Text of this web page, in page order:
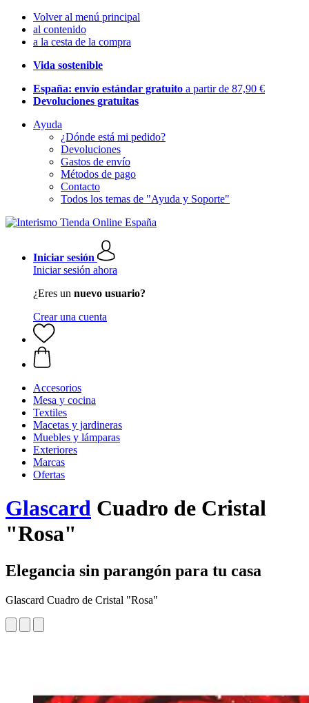
Volver al menú principal
al contenido
a la cesta de la compra
Vida sostenible
España: envío estándar gratuito a partir de 87,90 €
Devoluciones gratuitas
Ayuda
¿Dónde está mi pedido?
Devoluciones
Gastos de envío
Métodos de pago
Contacto
Todos los temas de "Ayuda y Soporte"
Iniciar sesión
Iniciar sesión ahora
¿Eres un nuevo usuario?
Crear una cuenta
Accesorios
Mesa y cocina
Textiles
Macetas y jardineras
Muebles y lámparas
Exteriores
Marcas
Ofertas
Glascard Cuadro de Cristal
"Rosa"
Elegancia sin parangón para tu casa
Glascard Cuadro de Cristal "Rosa"